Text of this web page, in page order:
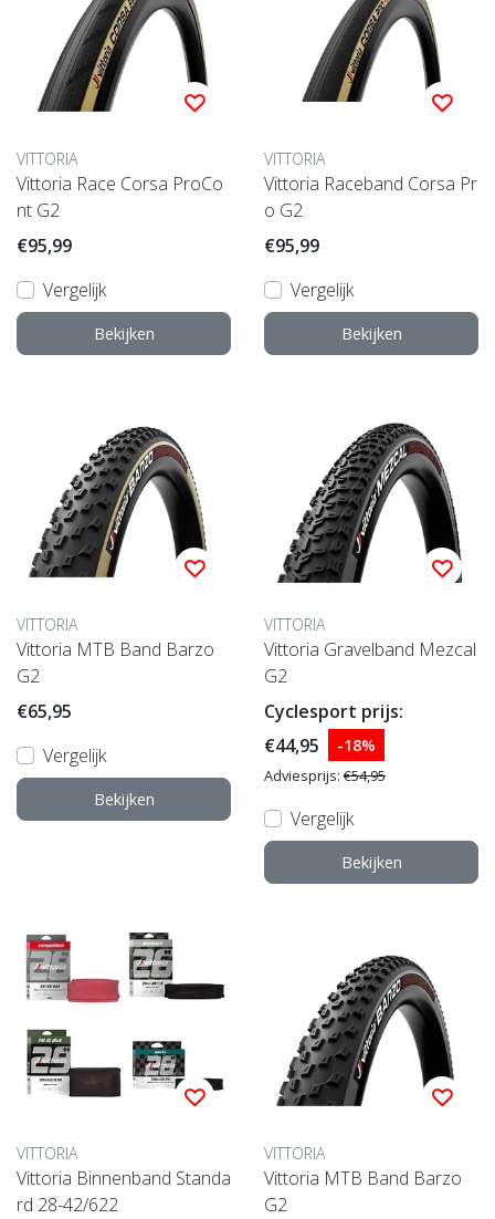
VITTORIA
Vittoria Race Corsa ProCo
nt G2
€95,99
Vergelijk
Bekijken
VITTORIA
Vittoria Raceband Corsa Pr
o G2
€95,99
Vergelijk
Bekijken
VITTORIA
Vittoria MTB Band Barzo
G2
€65,95
Vergelijk
Bekijken
VITTORIA
Vittoria Gravelband Mezcal
G2
Cyclesport prijs:
€44,95
-18%
Adviesprijs: €54,95
Vergelijk
Bekijken
VITTORIA
Vittoria Binnenband Standa
rd 28-42/622
VITTORIA
Vittoria MTB Band Barzo
G2